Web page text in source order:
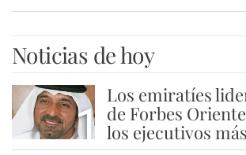
Noticias de hoy
1
Los emiratíes
de Forbes
los ejecutivos